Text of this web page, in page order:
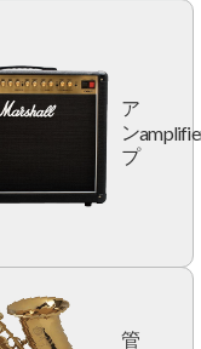
ア
ン
プ
管